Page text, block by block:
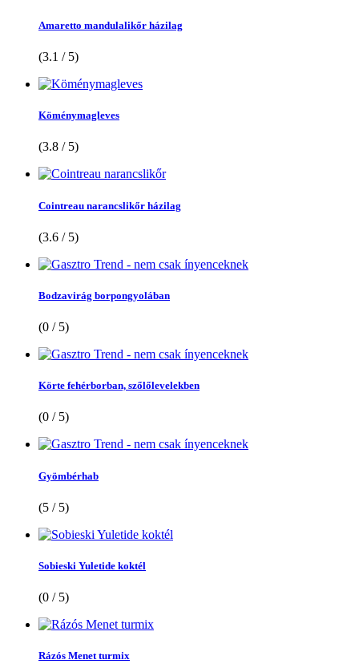
Amaretto mandulalikőr házilag
(3.1 / 5)
Köménymagleves
(3.8 / 5)
Cointreau narancslikőr házilag
(3.6 / 5)
Bodzavirág borpongyolában
(0 / 5)
Körte fehérborban, szőlőlevelekben
(0 / 5)
Gyömbérhab
(5 / 5)
Sobieski Yuletide koktél
(0 / 5)
Rázós Menet turmix